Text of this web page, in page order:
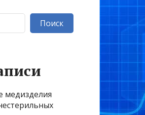
Поиск
медизделия